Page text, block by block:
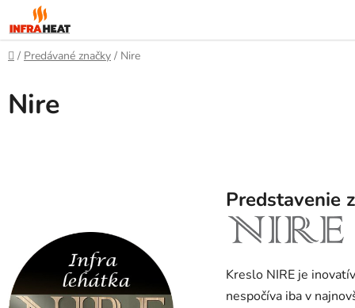
Prejsť
na
obsah
Domov
/ Predávané značky / Nire
Nire
Predstavenie
Kreslo NIRE je
nespočíva iba v